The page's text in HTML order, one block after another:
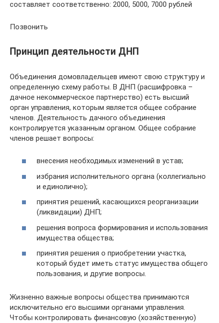
составляет соответственно: 2000, 5000, 7000 рублей
Позвонить
Принцип деятельности ДНП
Объединения домовладельцев имеют свою структуру и
определенную схему работы. В ДНП (расшифровка –
дачное некоммерческое партнерство) есть высший
орган управления, которым является общее собрание
членов. Деятельность дачного объединения
контролируется указанным органом. Общее собрание
членов решает вопросы:
внесения необходимых изменений в устав;
избрания исполнительного органа (коллегиально
и единолично);
принятия решений, касающихся реорганизации
(ликвидации) ДНП;
решения вопроса формирования и использования
имущества общества;
принятия решения о приобретении участка,
который будет иметь статус имущества общего
пользования, и другие вопросы.
Жизненно важные вопросы общества принимаются
исключительно его высшими органами управления.
Чтобы контролировать финансовую (хозяйственную)